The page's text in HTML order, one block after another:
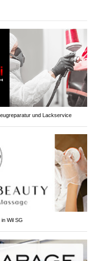
und Lackservice
Wil SG